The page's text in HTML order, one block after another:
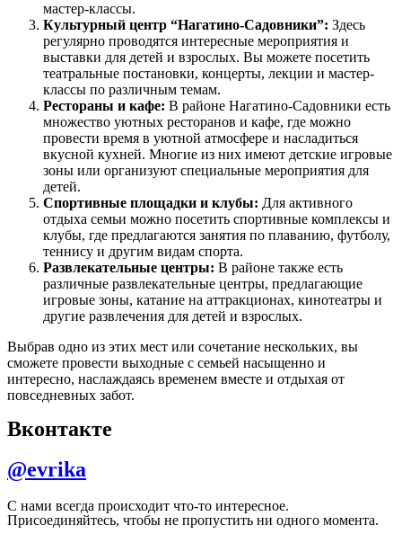
мастер-классы.
Культурный центр “Нагатино-Садовники”: Здесь
регулярно проводятся интересные мероприятия и
выставки для детей и взрослых. Вы можете посетить
театральные постановки, концерты, лекции и мастер-
классы по различным темам.
Рестораны и кафе: В районе Нагатино-Садовники есть
множество уютных ресторанов и кафе, где можно
провести время в уютной атмосфере и насладиться
вкусной кухней. Многие из них имеют детские игровые
зоны или организуют специальные мероприятия для
детей.
Спортивные площадки и клубы: Для активного
отдыха семьи можно посетить спортивные комплексы и
клубы, где предлагаются занятия по плаванию, футболу,
теннису и другим видам спорта.
Развлекательные центры: В районе также есть
различные развлекательные центры, предлагающие
игровые зоны, катание на аттракционах, кинотеатры и
другие развлечения для детей и взрослых.
Выбрав одно из этих мест или сочетание нескольких, вы
сможете провести выходные с семьей насыщенно и
интересно, наслаждаясь временем вместе и отдыхая от
повседневных забот.
Вконтакте
@evrika
С нами всегда происходит что-то интересное.
Присоединяйтесь, чтобы не пропустить ни одного момента.